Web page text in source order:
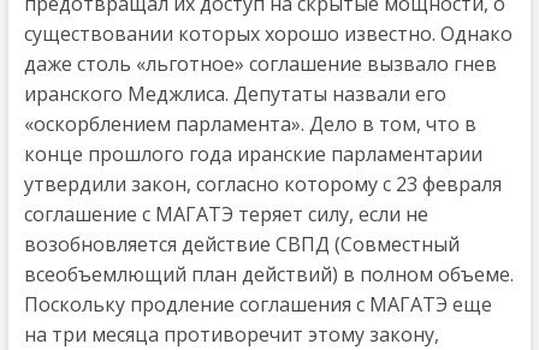
существовании которых хорошо известно. Однако
даже столь «льготное» соглашение вызвало гнев
иранского Меджлиса. Депутаты назвали его
«оскорблением парламента». Дело в том, что в
конце прошлого года иранские парламентарии
утвердили закон, согласно которому с 23 февраля
соглашение с МАГАТЭ теряет силу, если не
возобновляется действие СВПД (Совместный
всеобъемлющий план действий) в полном объеме.
Поскольку продление соглашения с МАГАТЭ еще
на три месяца противоречит этому закону,